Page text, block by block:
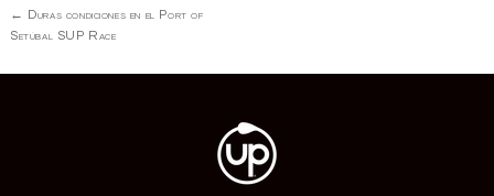
Navegación
de
← Duras condiciones en el Port of
Setúbal SUP Race